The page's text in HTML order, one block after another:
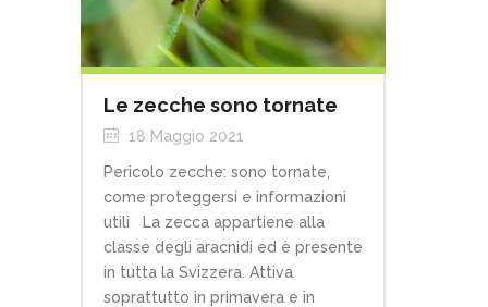
Le zecche sono tornate
18 Maggio 2021
Pericolo zecche: sono tornate,
come proteggersi e informazioni
utili La zecca appartiene alla
classe degli aracnidi ed è presente
in tutta la Svizzera. Attiva
soprattutto in primavera e in